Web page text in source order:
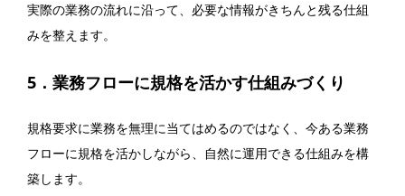
実際の業務の流れに沿って、必要な情報がきちんと残る仕組
みを整えます。
5．業務フローに規格を活かす仕組みづくり
規格要求に業務を無理に当てはめるのではなく、今ある業務
フローに規格を活かしながら、自然に運用できる仕組みを構
築します。